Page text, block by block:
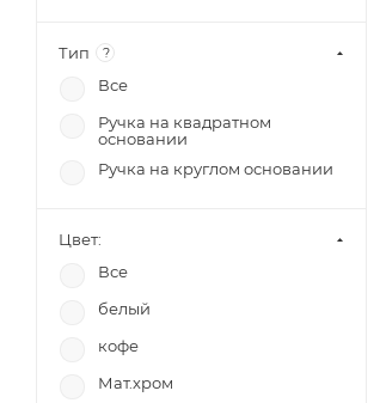
Тип ?
Все
Ручка на квадратном
основании
Ручка на круглом основании
Цвет:
Все
белый
кофе
Мат.хром